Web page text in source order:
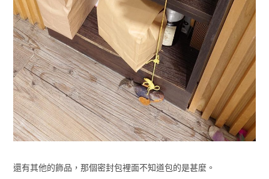
還有其他的飾品，那個密封包裡面不知道包的是甚麼。